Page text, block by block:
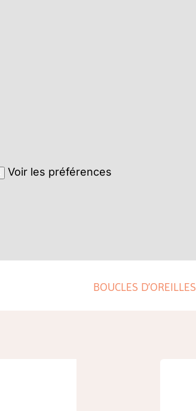
Voir les préférences
BOUCLES D’OREILLES